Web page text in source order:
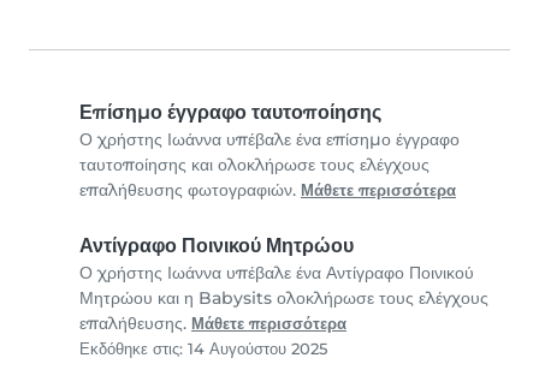
Επίσημο έγγραφο ταυτοποίησης
Ο χρήστης Ιωάννα υπέβαλε ένα επίσημο έγγραφο
ταυτοποίησης και ολοκλήρωσε τους ελέγχους
επαλήθευσης φωτογραφιών. Μάθετε περισσότερα
Αντίγραφο Ποινικού Μητρώου
Ο χρήστης Ιωάννα υπέβαλε ένα Αντίγραφο Ποινικού
Μητρώου και η Babysits ολοκλήρωσε τους ελέγχους
επαλήθευσης. Μάθετε περισσότερα
Εκδόθηκε στις: 14 Αυγούστου 2025